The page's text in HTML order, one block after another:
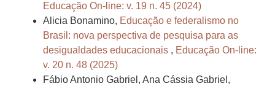
Educação On-line: v. 19 n. 45 (2024)
Alicia Bonamino, Educação e federalismo no
Brasil: nova perspectiva de pesquisa para as
desigualdades educacionais , Educação On-line:
v. 20 n. 48 (2025)
Fábio Antonio Gabriel, Ana Cássia Gabriel,